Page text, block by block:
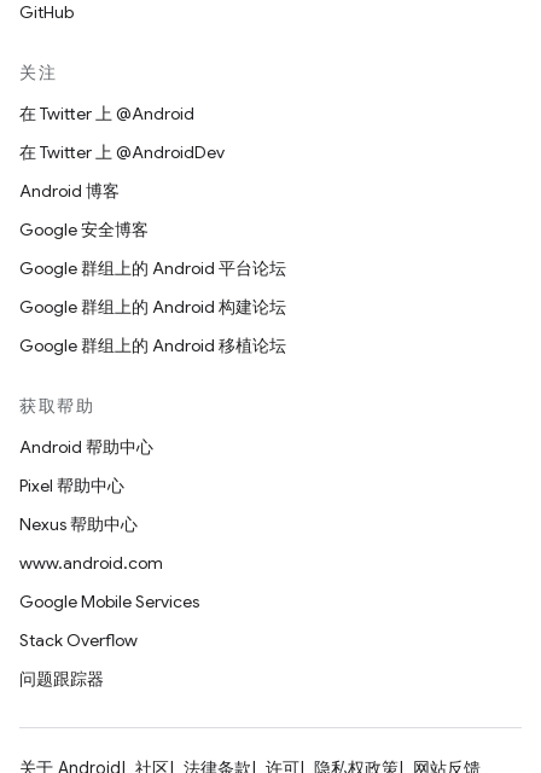
GitHub
关注
在 Twitter 上 @Android
在 Twitter 上 @AndroidDev
Android 博客
Google 安全博客
Google 群组上的 Android 平台论坛
Google 群组上的 Android 构建论坛
Google 群组上的 Android 移植论坛
获取帮助
Android 帮助中心
Pixel 帮助中心
Nexus 帮助中心
www.android.com
Google Mobile Services
Stack Overflow
问题跟踪器
关于 Android 社区 法律条款 许可 隐私权政策 网站反馈